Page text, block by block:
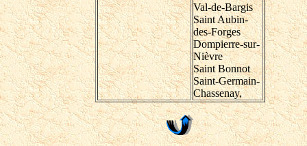
Val-de-Bargis
Saint Aubin-
des-Forges
Dompierre-sur-
Nièvre
Saint Bonnot
Saint-Germain-
Chassenay,